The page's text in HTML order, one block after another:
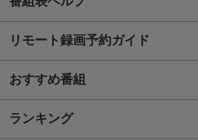
リモート録画予約ガイド
おすすめ番組
ランキング